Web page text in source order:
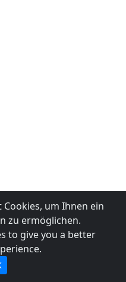
um Ihnen ein
zu ermöglichen.
to give you a better